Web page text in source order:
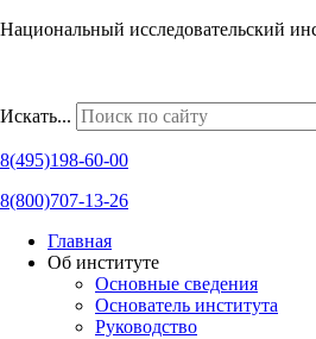
Национальный исследовательский
Искать...
8(495)198-60-00
8(800)707-13-26
Главная
Об институте
Основные сведения
Основатель института
Руководство